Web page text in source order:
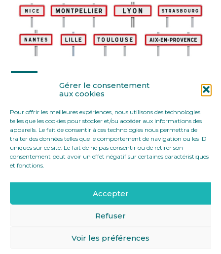
Gérer le consentement
aux cookies
Pour offrir les meilleures expériences, nous utilisons des technologies
telles que les cookies pour stocker et/ou accéder aux informations des
appareils. Le fait de consentir à ces technologies nous permettra de
traiter des données telles que le comportement de navigation ou les ID
uniques sur ce site. Le fait de ne pas consentir ou de retirer son
consentement peut avoir un effet négatif sur certaines caractéristiques
et fonctions.
Accepter
Refuser
Voir les préférences
FaceBook
TwitterLinkedIn
MENTIONS LÉGALES